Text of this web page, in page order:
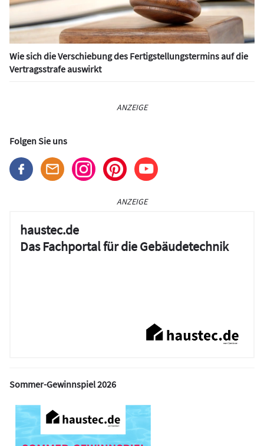
Wie sich die Verschiebung des Fertigstellungstermins auf die
Vertragsstrafe auswirkt
ANZEIGE
Folgen Sie uns
ANZEIGE
haustec.de
Das Fachportal für die Gebäudetechnik
Sommer-Gewinnspiel 2026